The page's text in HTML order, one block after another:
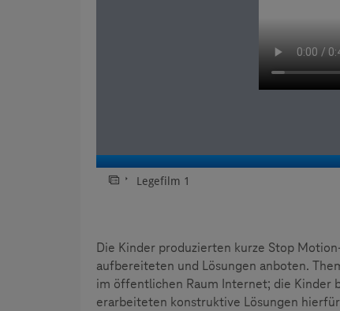
Die Kinder produzierten kurze Stop
aufbereiteten und Lösungen anboten.
im öffentlichen Raum Internet; die Kinder
erarbeiteten konstruktive Lösungen